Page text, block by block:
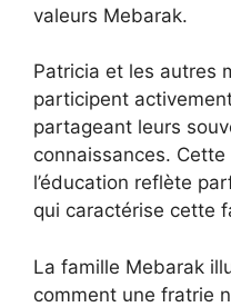
valeurs Mebarak.
Patricia et les autres
participent
partageant leurs
connaissances.
l’éducation reflète
qui caractérise cette
La famille Mebarak
comment une fratrie